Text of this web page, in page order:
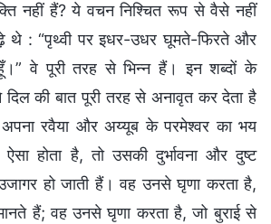
नहीं हैं? ये वचन निश्चित रूप से वैसे नहीं
: “पृथ्वी पर इधर-उधर घूमते-फिरते और
वे पूरी तरह से भिन्न हैं। इन शब्दों के
की बात पूरी तरह से अनावृत कर देता है
रवैया और अय्यूब के परमेश्वर का भय
होता है, तो उसकी दुर्भावना और दुष्ट
हो जाती हैं। वह उनसे घृणा करता है,
हैं; वह उनसे घृणा करता है, जो बुराई से